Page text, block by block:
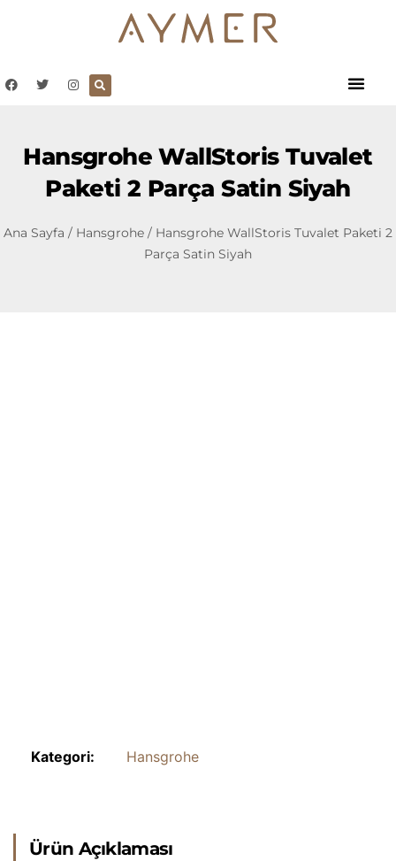
Hansgrohe WallStoris Tuvalet
Paketi 2 Parça Satin Siyah
Ana Sayfa / Hansgrohe / Hansgrohe WallStoris Tuvalet Paketi 2
Parça Satin Siyah
Kategori: Hansgrohe
Ürün Açıklaması